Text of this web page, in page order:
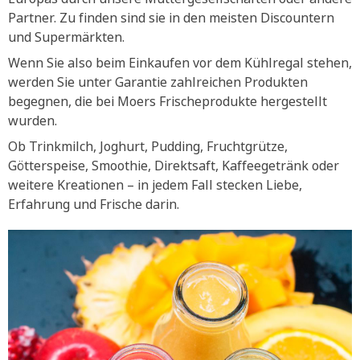
Partner. Zu finden sind sie in den meisten Discountern
und Supermärkten.
Wenn Sie also beim Einkaufen vor dem Kühlregal stehen,
werden Sie unter Garantie zahlreichen Produkten
begegnen, die bei Moers Frischeprodukte hergestellt
wurden.
Ob Trinkmilch, Joghurt, Pudding, Fruchtgrütze,
Götterspeise, Smoothie, Direktsaft, Kaffeegetränk oder
weitere Kreationen – in jedem Fall stecken Liebe,
Erfahrung und Frische darin.